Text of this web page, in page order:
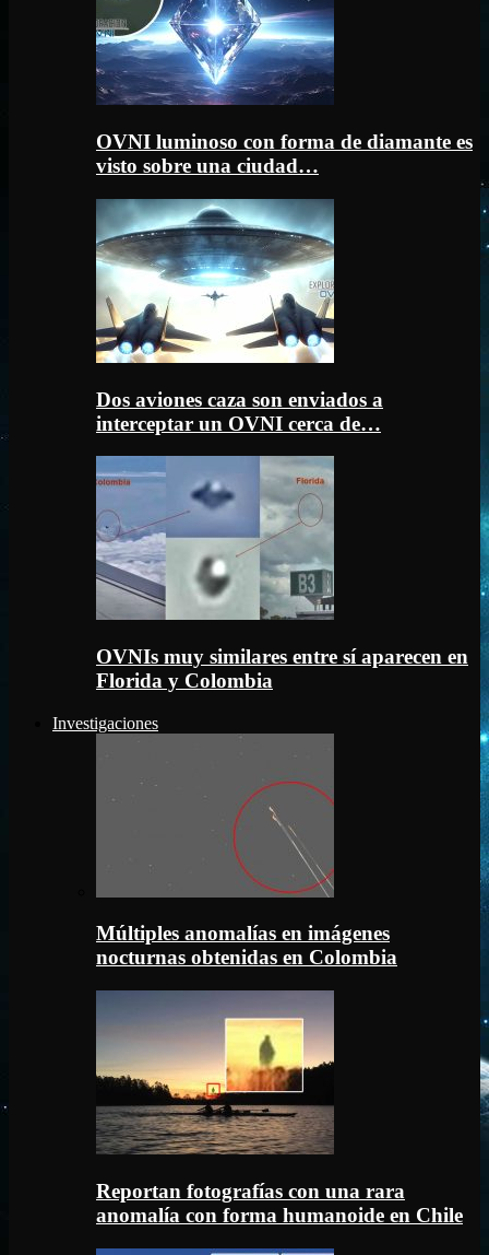
OVNI luminoso con forma de diamante es
visto sobre una ciudad…
Dos aviones caza son enviados a
interceptar un OVNI cerca de…
OVNIs muy similares entre sí aparecen en
Florida y Colombia
Investigaciones
Múltiples anomalías en imágenes
nocturnas obtenidas en Colombia
Reportan fotografías con una rara
anomalía con forma humanoide en Chile